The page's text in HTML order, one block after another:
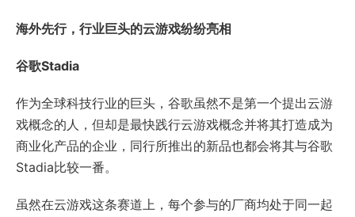
海外先行，行业巨头的云游戏纷纷亮相
谷歌Stadia
作为全球科技行业的巨头，谷歌虽然不是第一个提出云游
戏概念的人，但却是最快践行云游戏概念并将其打造成为
商业化产品的企业，同行所推出的新品也都会将其与谷歌
Stadia比较一番。
虽然在云游戏这条赛道上，每个参与的厂商均处于同一起